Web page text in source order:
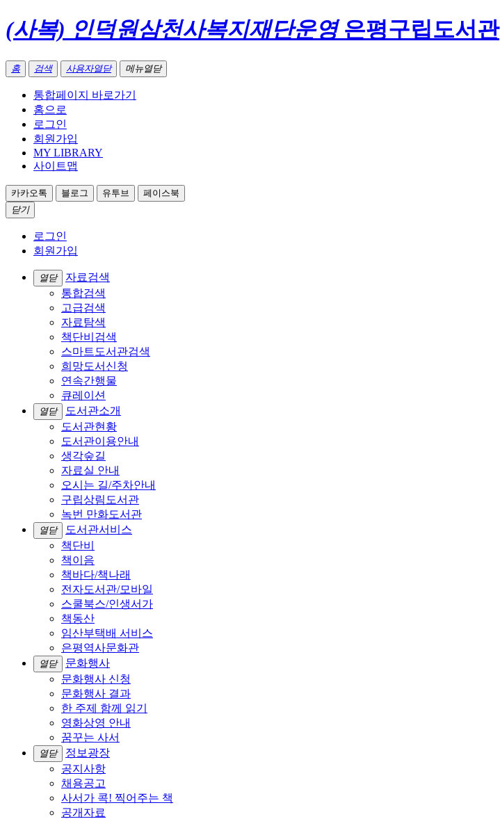
(사복) 인덕원삼천사복지재단운영은평구립도서관
홈 검색 사용자열닫 메뉴열닫
통합페이지 바로가기
홈으로
로그인
회원가입
MY LIBRARY
사이트맵
카카오톡 블로그 유투브
페이스북
닫기
로그인
회원가입
열닫
자료검색
통합검색
고급검색
자료탐색
책단비검색
스마트도서관검색
희망도서신청
연속간행물
큐레이션
열닫
도서관소개
도서관현황
도서관이용안내
생각숲길
자료실 안내
오시는 길/주차안내
구립상림도서관
녹번 만화도서관
열닫
도서관서비스
책단비
책이음
책바다/책나래
전자도서관/모바일
스쿨북스/인생서가
책동산
임산부택배 서비스
은평역사문화관
열닫
문화행사
문화행사 신청
문화행사 결과
한 주제 함께 읽기
영화상영 안내
꿈꾸는 사서
열닫
정보광장
공지사항
채용공고
사서가 콕! 찍어주는 책
공개자료